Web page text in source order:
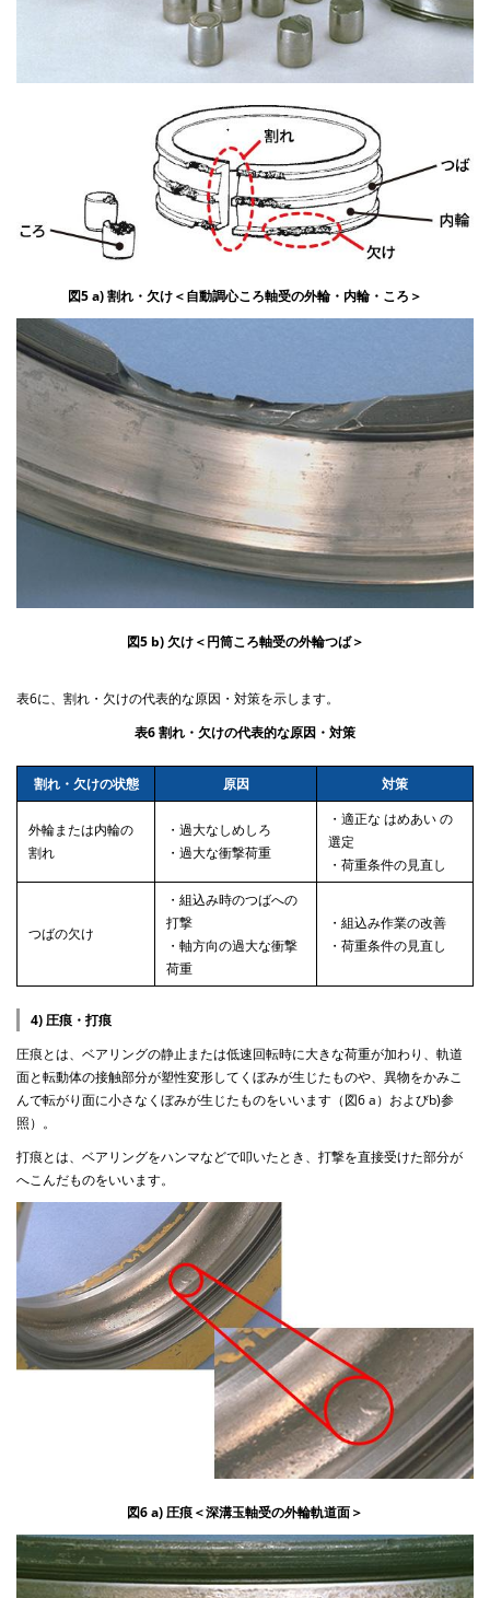
図5 a) 割れ・欠け＜自動調心ころ軸受の外輪・内輪・ころ＞
図5 b) 欠け＜円筒ころ軸受の外輪つば＞
表6に、割れ・欠けの代表的な原因・対策を示します。
表6 割れ・欠けの代表的な原因・対策
割れ・欠けの状態 原因 対策
外輪または内輪の
割れ
・過大なしめしろ
・過大な衝撃荷重
・適正な はめあい の
選定
・荷重条件の見直し
つばの欠け
・組込み時のつばへの
打撃
・軸方向の過大な衝撃
荷重
・組込み作業の改善
・荷重条件の見直し
4) 圧痕・打痕
圧痕とは、ベアリングの静止または低速回転時に大きな荷重が加わり、軌道
面と転動体の接触部分が塑性変形してくぼみが生じたものや、異物をかみこ
んで転がり面に小さなくぼみが生じたものをいいます（図6 a）およびb)参
照）。
打痕とは、ベアリングをハンマなどで叩いたとき、打撃を直接受けた部分が
へこんだものをいいます。
図6 a) 圧痕＜深溝玉軸受の外輪軌道面＞